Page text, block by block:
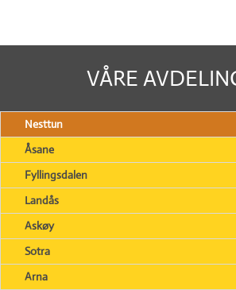
VÅRE
Nesttun
Åsane
Fyllingsdalen
Landås
Askøy
Sotra
Arna